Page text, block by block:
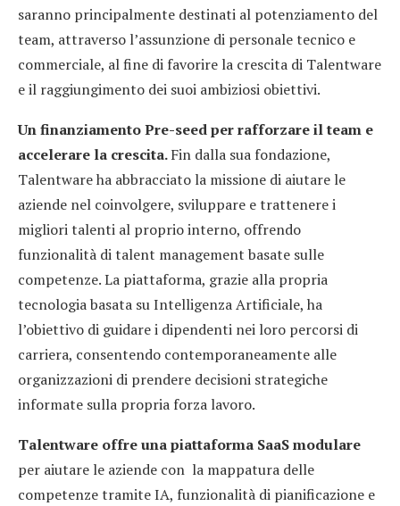
saranno principalmente destinati al potenziamento del
team, attraverso l’assunzione di personale tecnico e
commerciale, al fine di favorire la crescita di Talentware
e il raggiungimento dei suoi ambiziosi obiettivi.
Un finanziamento Pre-seed per rafforzare il team e
accelerare la crescita.Fin dalla sua fondazione,
Talentware ha abbracciato la missione di aiutare le
aziende nel coinvolgere, sviluppare e trattenere i
migliori talenti al proprio interno, offrendo
funzionalità di talent management basate sulle
competenze. La piattaforma, grazie alla propria
tecnologia basata su Intelligenza Artificiale, ha
l’obiettivo di guidare i dipendenti nei loro percorsi di
carriera, consentendo contemporaneamente alle
organizzazioni di prendere decisioni strategiche
informate sulla propria forza lavoro.
Talentware offre una piattaforma SaaS modulare
per aiutare le aziende con la mappatura delle
competenze tramite IA, funzionalità di pianificazione e